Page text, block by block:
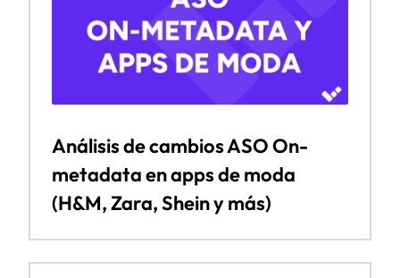
Análisis de cambios ASO On-
metadata en apps de moda
(H&M, Zara, Shein y más)